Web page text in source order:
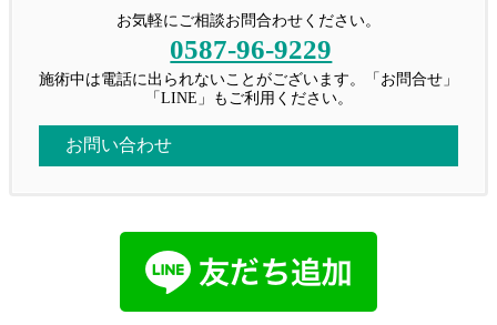
お気軽にご相談お問合わせください。
0587-96-9229
施術中は電話に出られないことがございます。「お問合せ」
「LINE」もご利用ください。
お問い合わせ